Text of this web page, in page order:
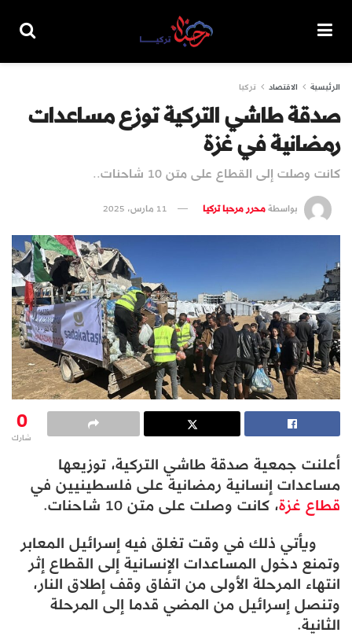
الرئيسية الاقتصاد تركيا
صدقة طاشي التركية توزع مساعدات
رمضانية في غزة
كانت وصلت إلى القطاع على متن 10 شاحنات..
بواسطةمحرر مرحبا تركيا 11 مارس، 2025
0
شارك
أعلنت جمعية صدقة طاشي التركية، توزيعها
مساعدات إنسانية رمضانية على فلسطينيين في
قطاع غزة، كانت وصلت على متن 10 شاحنات.
ويأتي ذلك في وقت تغلق فيه إسرائيل المعابر
وتمنع دخول المساعدات الإنسانية إلى القطاع إثر
انتهاء المرحلة الأولى من اتفاق وقف إطلاق النار،
وتنصل إسرائيل من المضي قدما إلى المرحلة
الثانية.